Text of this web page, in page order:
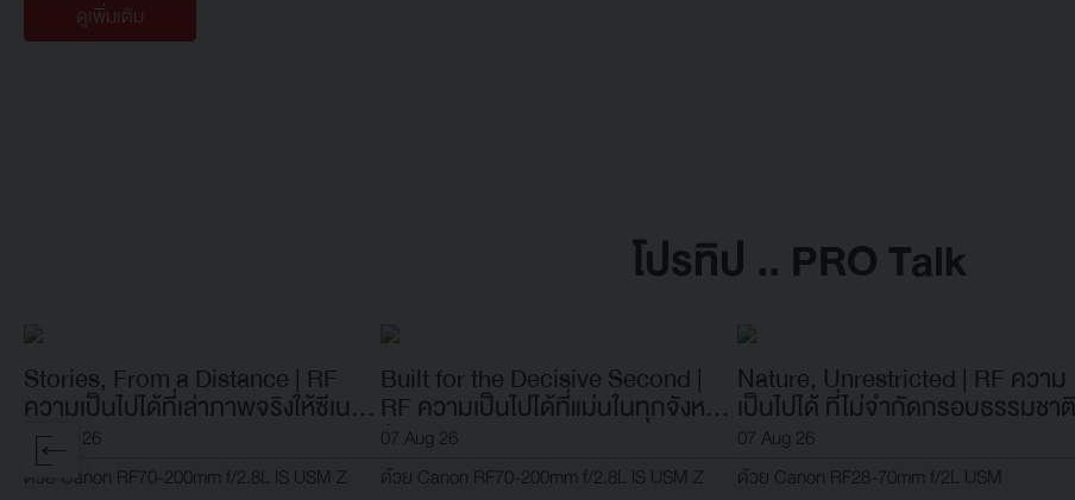
ดูเพิ่มเติม
โปรทิป .. PRO Talk
Stories, From a Distance | RF
ความเป็นไปได้ที่เล่าภาพจริงให้ซีเน
มาติก
07 Aug 26
ด้วย Canon RF70-200mm f/2.8L IS USM Z
Built for the Decisive Second |
RF ความเป็นไปได้ที่แม่นในทุกจังหวะ
ตัดสิน
07 Aug 26
ด้วย Canon RF70-200mm f/2.8L IS USM Z
Nature, Unrestricted | RF ความ
เป็นไปได้ ที่ไม่จำกัดกรอบธรรมชาติ
07 Aug 26
ด้วย Canon RF28-70mm f/2L USM